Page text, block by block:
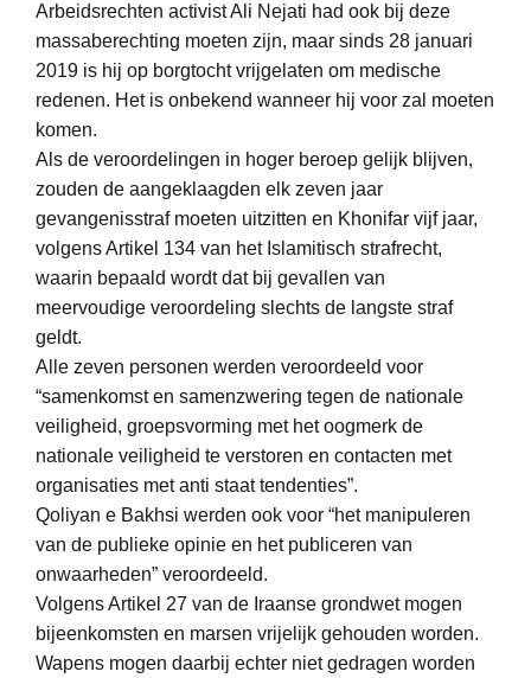
Arbeidsrechten activist Ali Nejati had ook bij deze
massaberechting moeten zijn, maar sinds 28 januari
2019 is hij op borgtocht vrijgelaten om medische
redenen. Het is onbekend wanneer hij voor zal moeten
komen.
Als de veroordelingen in hoger beroep gelijk blijven,
zouden de aangeklaagden elk zeven jaar
gevangenisstraf moeten uitzitten en Khonifar vijf jaar,
volgens Artikel 134 van het Islamitisch strafrecht,
waarin bepaald wordt dat bij gevallen van
meervoudige veroordeling slechts de langste straf
geldt.
Alle zeven personen werden veroordeeld voor
“samenkomst en samenzwering tegen de nationale
veiligheid, groepsvorming met het oogmerk de
nationale veiligheid te verstoren en contacten met
organisaties met anti staat tendenties”.
Qoliyan e Bakhsi werden ook voor “het manipuleren
van de publieke opinie en het publiceren van
onwaarheden” veroordeeld.
Volgens Artikel 27 van de Iraanse grondwet mogen
bijeenkomsten en marsen vrijelijk gehouden worden.
Wapens mogen daarbij echter niet gedragen worden